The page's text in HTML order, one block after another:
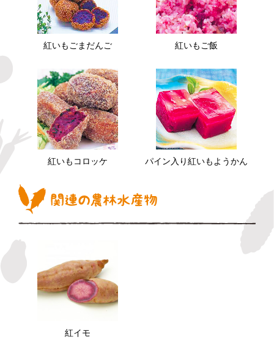
紅いもごまだんご 紅いもご飯
紅いもコロッケ パイン入り紅いもようかん
紅イモ